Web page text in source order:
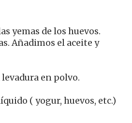
yemas de los huevos.
Añadimos el aceite y
en polvo.
( yogur, huevos, etc.)